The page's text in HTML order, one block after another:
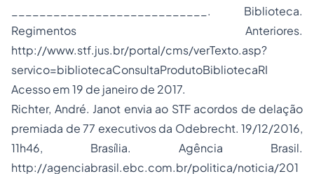
____________________________. Biblioteca.
Regimentos Anteriores.
http://www.stf.jus.br/portal/cms/verTexto.asp?
servico=bibliotecaConsultaProdutoBibliotecaRI
Acesso em 19 de janeiro de 2017.
Richter, André. Janot envia ao STF acordos de delação
premiada de 77 executivos da Odebrecht. 19/12/2016,
11h46, Brasília. Agência Brasil.
http://agenciabrasil.ebc.com.br/politica/noticia/201